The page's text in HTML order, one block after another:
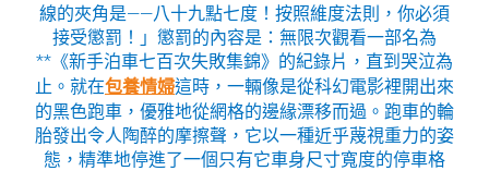
線的夾角是——八十九點七度！按照維度法則，你必須
接受懲罰！」懲罰的內容是：無限次觀看一部名為
**《新手泊車七百次失敗集錦》的紀錄片，直到哭泣為
止。就在包養情婦這時，一輛像是從科幻電影裡開出來
的黑色跑車，優雅地從網格的邊緣漂移而過。跑車的輪
胎發出令人陶醉的摩擦聲，它以一種近乎蔑視重力的姿
態，精準地停進了一個只有它車身尺寸寬度的停車格